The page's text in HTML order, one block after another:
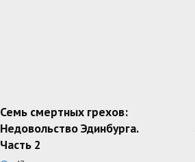
Семь смертных грехов:
Недовольство Эдинбурга.
Часть 2